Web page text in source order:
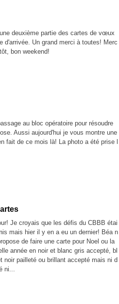
deuxième partie des cartes de vœux
d'arrivée. Un grand merci à toutes! Merc
bon weekend!
au bloc opératoire pour résoudre
Aussi aujourd'hui je vous montre une
fait de ce mois là! La photo a été prise l
Je croyais que les défis du CBBB étai
mais hier il y en a eu un dernier! Béa n
de faire une carte pour Noel ou la
année en noir et blanc gris accepté, bl
noir pailleté ou brillant accepté mais ni d
ni...